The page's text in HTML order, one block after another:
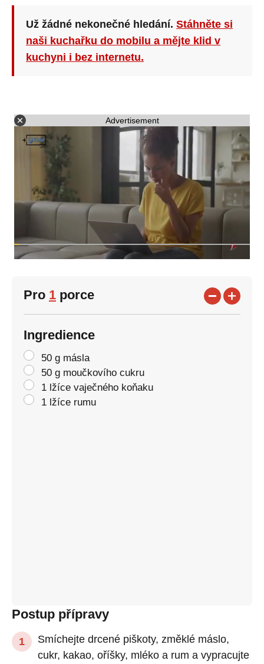
Už žádné nekonečné hledání. Stáhněte si
naši kuchařku do mobilu a mějte klid v
kuchyni i bez internetu.
Advertisement
Pro 1 porce
Ingredience
50 g másla
50 g moučkovího cukru
1 lžíce vaječného koňaku
1 lžíce rumu
Postup přípravy
Smíchejte drcené piškoty, změklé máslo,
cukr, kakao, oříšky, mléko a rum a vypracujte